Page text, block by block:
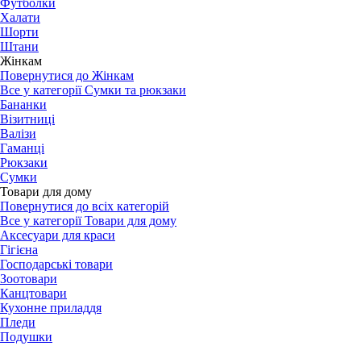
Футболки
Халати
Шорти
Штани
Жінкам
Повернутися до Жінкам
Все у категорії Сумки та рюкзаки
Бананки
Візитниці
Валізи
Гаманці
Рюкзаки
Сумки
Товари для дому
Повернутися до всіх категорій
Все у категорії Товари для дому
Аксесуари для краси
Гігієна
Господарські товари
Зоотовари
Канцтовари
Кухонне приладдя
Пледи
Подушки